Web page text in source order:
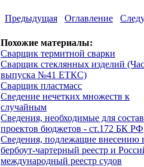
Предыдущая Оглавление
Похожие материалы:
Сварщик термитной сварки
Сварщик стеклянных изделий
выпуска №41 ЕТКС)
Сварщик пластмасс
Сведение нечетких множеств к
случайным
Сведения, необходимые для
проектов бюджетов - ст.172 БК РФ
Сведения, подлежащие внесению
бербоут-чартерный реестр и
международный реестр судов